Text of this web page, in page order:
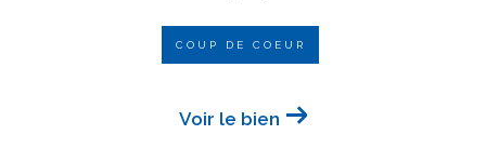
COUP DE COEUR
Voir le bien